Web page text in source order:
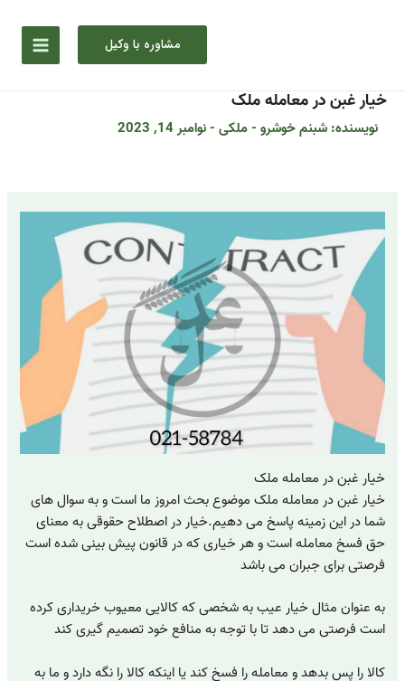
مشاوره با وکیل
خیار غبن در معامله ملک
نویسنده: شبنم خوشرو -ملکی -نوامبر 14, 2023
خیار غبن در معامله ملک
خیار غبن در معامله ملک موضوع بحث امروز ما است و به سوال های
شما در این زمینه پاسخ می دهیم.خیار در اصطلاح حقوقی به معنای
حق فسخ معامله است و هر خیاری که در قانون پیش بینی شده است
فرصتی برای جبران می باشد
به عنوان مثال خیار عیب به شخصی که کالایی معیوب خریداری کرده
است فرصتی می دهد تا با توجه به منافع خود تصمیم گیری کند
کالا را پس بدهد و معامله را فسخ کند یا اینکه کالا را نگه دارد و ما به